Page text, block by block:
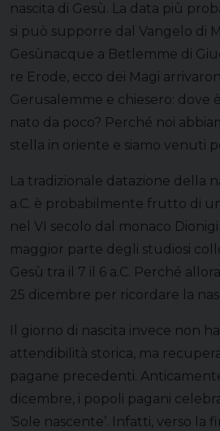
nascita di Gesù. La data più
si può supporre dal Vangelo di
Gesùnacque a Betlemme di
re Erode, ecco dei Magi
Gerusalemme e chiesero: dove
nato da poco? Perché noi
stella in oriente e siamo venuti
La tradizionale datazione della
a.C. è probabilmente frutto di
nel VI secolo dal monaco
maggior parte degli studiosi
Gesù tra il 7 il 6 a.C. Perché
25 dicembre per ricordare la
Il giorno di nascita invece non
attendibilità storica, ma
pagane precedenti.
dicembre, i popoli pagani
‘Sole nascente’. Infatti, verso la